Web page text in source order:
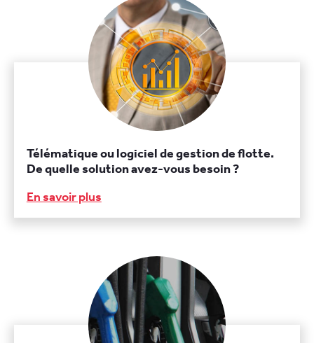
Télématique ou logiciel de gestion de flotte.
De quelle solution avez-vous besoin ?
En savoir plus